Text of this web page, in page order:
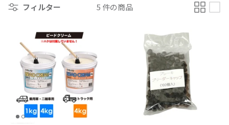
フィルター 5 件の商品